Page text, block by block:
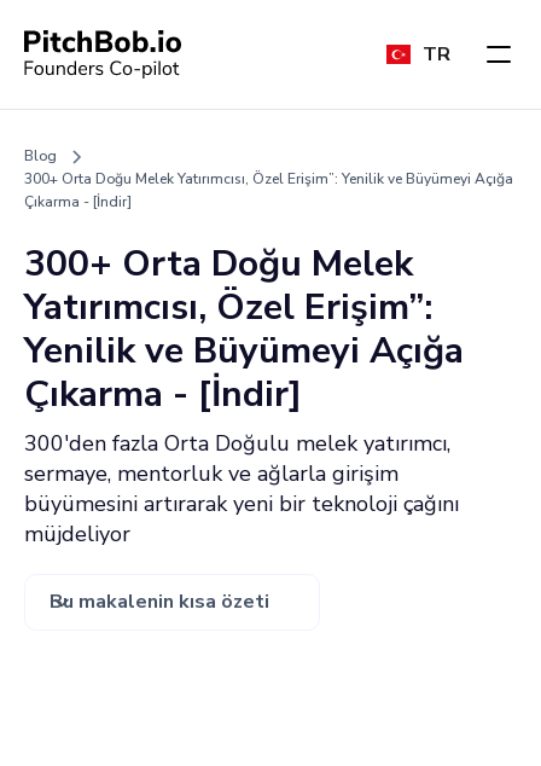
TR
Blog
300+ Orta Doğu Melek Yatırımcısı, Özel Erişim”: Yenilik ve Büyümeyi Açığa
Çıkarma - [İndir]
300+ Orta Doğu Melek
Yatırımcısı, Özel Erişim”:
Yenilik ve Büyümeyi Açığa
Çıkarma - [İndir]
300'den fazla Orta Doğulu melek yatırımcı,
sermaye, mentorluk ve ağlarla girişim
büyümesini artırarak yeni bir teknoloji çağını
müjdeliyor
Bu makalenin kısa özeti